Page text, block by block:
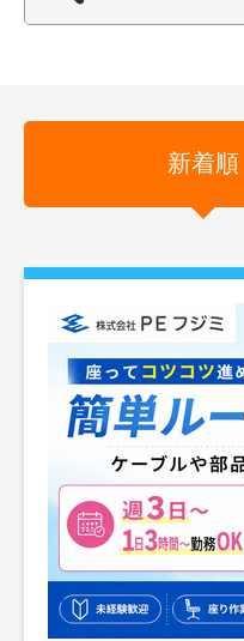
新着順